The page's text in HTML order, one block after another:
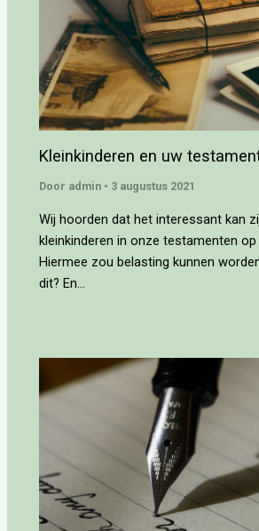
Kleinkinderen en uw
Door admin • 3 augustus 2021
Wij hoorden dat het interessant kan
kleinkinderen in onze testamenten op
Hiermee zou belasting kunnen
dit? En…